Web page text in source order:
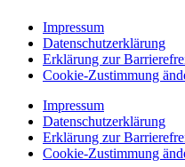
Impressum
Datenschutzerklärung
Erklärung zur
Cookie-Zustimmung
Impressum
Datenschutzerklärung
Erklärung zur
Cookie-Zustimmung